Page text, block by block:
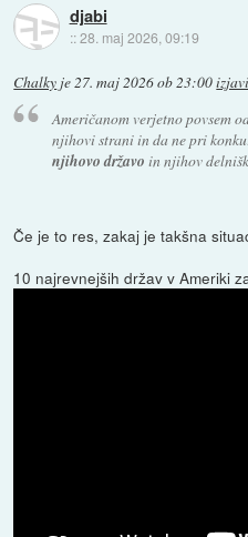
djabi
::28. maj 2026, 09:19
Chalky je27. maj 2026 ob 23:00
Američanom verjetno povsem
njihovi strani in da ne pri
njihovo državo in njihov
Če je to res, zakaj je takšna
10 najrevnejših držav v Ameriki